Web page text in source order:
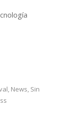
, News, Sin